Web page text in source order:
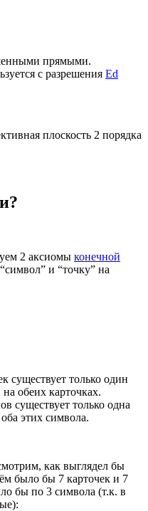
прямыми.
с разрешения Ed
плоскость 2 порядка
2 аксиомы конечной
и “точку” на
существует только один
обеих карточках.
существует только одна
этих символа.
как выглядел бы
было бы 7 карточек и 7
бы по 3 символа (т.к. в